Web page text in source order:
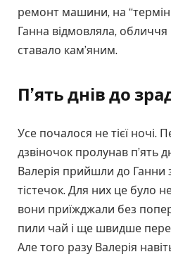
ремонт машини, на
Ганна відмовляла, обличчя
ставало кам’яним.
П’ять днів до
Усе почалося не тієї
дзвіночок пролунав п’ять
Валерія прийшли до Ганни
тістечок. Для них це було
вони приїжджали без
пили чай і ще швидше
Але того разу Валерія